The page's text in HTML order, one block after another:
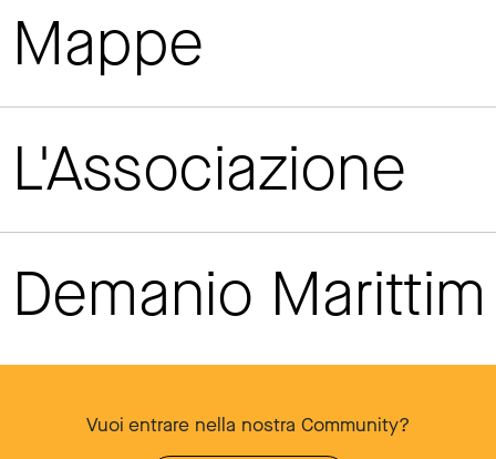
Mappe
L'Associazione
Demanio
Vuoi entrare nella nostra Community?